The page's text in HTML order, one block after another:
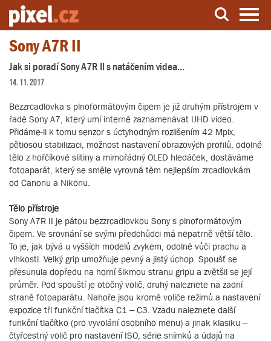
Server o natáčení a zpracování videa
Sony A7R II
Jak si poradí Sony A7R II s natáčením videa...
14. 11. 2017
Bezzrcadlovka s plnoformátovým čipem je již druhým přístrojem v
řadě Sony A7, který umí interně zaznamenávat UHD video.
Přidáme-li k tomu senzor s úctyhodným rozlišením 42 Mpix,
pětiosou stabilizaci, možnost nastavení obrazových profilů, odolné
tělo z hořčíkové slitiny a mimořádný OLED hledáček, dostáváme
fotoaparát, který se směle vyrovná těm nejlepším zrcadlovkám
od Canonu a Nikonu.
Tělo přístroje
Sony A7R II je pátou bezzrcadlovkou Sony s plnoformátovým
čipem. Ve srovnání se svými předchůdci má nepatrně větší tělo.
To je, jak bývá u vyšších modelů zvykem, odolné vůči prachu a
vlhkosti. Velký grip umožňuje pevný a jistý úchop. Spoušť se
přesunula dopředu na horní šikmou stranu gripu a zvětšil se její
průměr. Pod spouští je otočný volič, druhý naleznete na zadní
straně fotoaparátu. Nahoře jsou kromě voliče režimů a nastavení
expozice tři funkční tlačítka C1 – C3. Vzadu naleznete další
funkční tlačítko (pro vyvolání osobního menu) a jinak klasiku –
čtyřcestný volič pro nastavení ISO, série snímků a údajů na